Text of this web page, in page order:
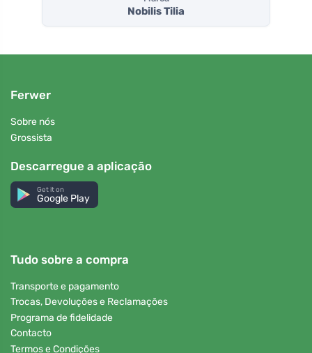
Nobilis Tilia
Ferwer
Sobre nós
Grossista
Descarregue a aplicação
Get it on
Google Play
Tudo sobre a compra
Transporte e pagamento
Trocas, Devoluções e Reclamações
Programa de fidelidade
Contacto
Termos e Condições